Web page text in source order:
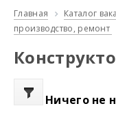
Главная Каталог
производство, ремонт
Ничего не